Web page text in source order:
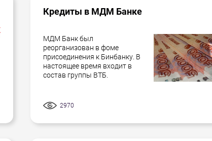
Кредиты в МДМ Банке
МДМ Банк был
реорганизован в фоме
присоединения к Бинбанку. В
настоящее время входит в
состав группы ВТБ.
2970